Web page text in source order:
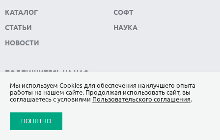
КАТАЛОГ
СТАТЬИ
НОВОСТИ
СОФТ
НАУКА
ПОДПИШИТЕСЬ НА НАС
ЯНДЕКС.ДЗЕН
Мы используем Сookies для обеспечения наилучшего опыта
работы на нашем сайте. Продолжая использовать сайт, вы
соглашаетесь с условиями Пользовательского соглашения.
ПОНЯТНО